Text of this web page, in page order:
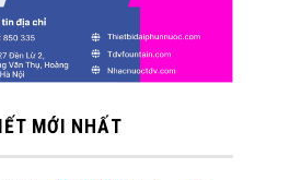
MỚI NHẤT